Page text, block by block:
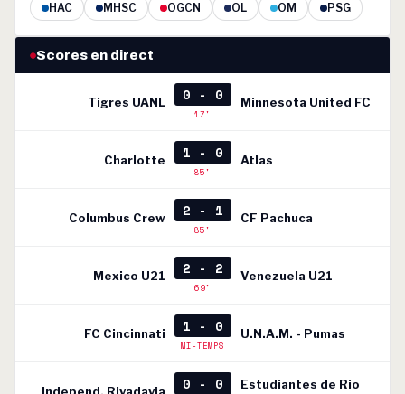
HAC
MHSC OGCN OL OM PSG
Scores en direct
Tigres UANL 0 - 0
17'
Minnesota United FC
Charlotte 1 - 0
85'
Atlas
Columbus Crew 2 - 1
85'
CF Pachuca
Mexico U21 2 - 2
69'
Venezuela U21
FC Cincinnati 1 - 0
MI-TEMPS
U.N.A.M. - Pumas
Independ. Rivadavia 0 - 0
Estudiantes de Rio